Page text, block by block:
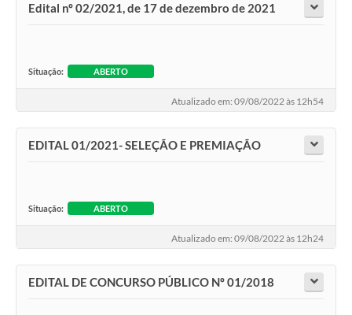
Edital nº 02/2021, de 17 de dezembro de 2021
Situação: ABERTO
Atualizado em: 09/08/2022 às 12h54
EDITAL 01/2021- SELEÇÃO E PREMIAÇÃO
Situação: ABERTO
Atualizado em: 09/08/2022 às 12h24
EDITAL DE CONCURSO PÚBLICO Nº 01/2018